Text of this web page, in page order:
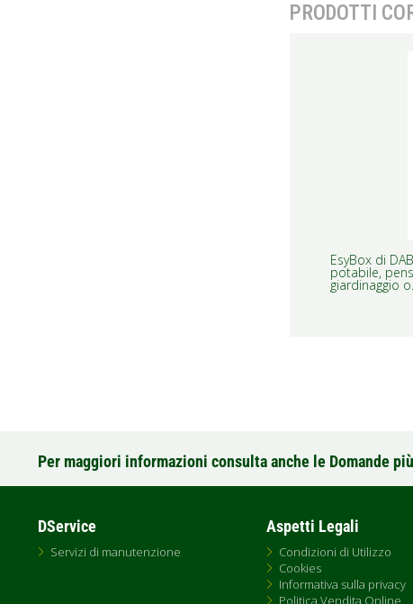
PRODOTTI
EsyBox di
potabile,
giardinaggio
Per maggiori informazioni consulta anche le Domande
DService
Servizi di manutenzione
Aspetti Legali
Condizioni di Utilizzo
Cookies
Informativa sulla privacy
Politica Vendita Online